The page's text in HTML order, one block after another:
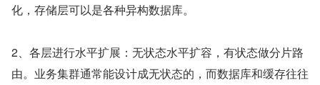
化，存储层可以是各种异构数据库。
2、各层进行水平扩展：无状态水平扩容，有状态做分片路
由。业务集群通常能设计成无状态的，而数据库和缓存往往